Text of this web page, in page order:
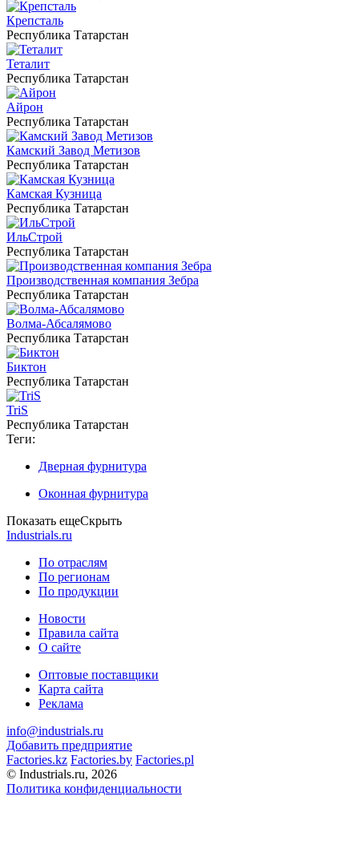
Крепсталь
Республика Татарстан
Теталит
Республика Татарстан
Айрон
Республика Татарстан
Камский Завод Метизов
Республика Татарстан
Камская Кузница
Республика Татарстан
ИльСтрой
Республика Татарстан
Производственная компания Зебра
Республика Татарстан
Волма-Абсалямово
Республика Татарстан
Биктон
Республика Татарстан
TriS
Республика Татарстан
Теги:
Дверная фурнитура
Оконная фурнитура
Показать ещеСкрыть
Industrials.ru
По отраслям
По регионам
По продукции
Новости
Правила сайта
О сайте
Оптовые поставщики
Карта сайта
Реклама
info@industrials.ru
Добавить предприятие
Factories.kz Factories.by Factories.pl
© Industrials.ru, 2026
Политика конфиденциальности